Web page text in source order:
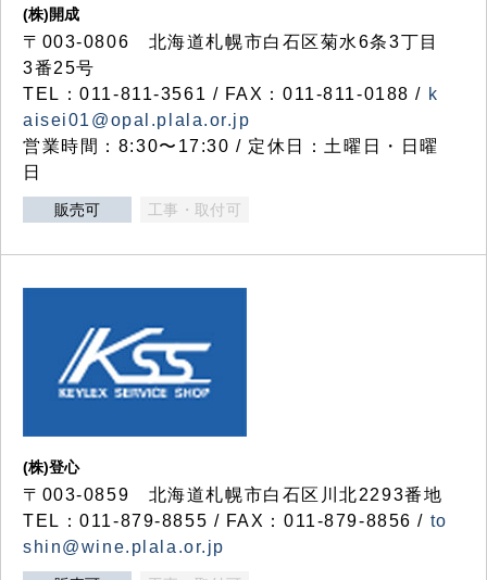
(株)開成
〒003-0806 北海道札幌市白石区菊水6条3丁目
3番25号
TEL：011-811-3561 / FAX：011-811-0188 / k
aisei01@opal.plala.or.jp
営業時間：8:30〜17:30 / 定休日：土曜日・日曜
日
販売可 工事・取付可
(株)登心
〒003-0859 北海道札幌市白石区川北2293番地
TEL：011-879-8855 / FAX：011-879-8856 / to
shin@wine.plala.or.jp